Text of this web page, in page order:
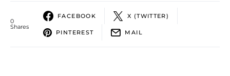
0
Shares
FACEBOOK X (TWITTER)
PINTEREST MAIL